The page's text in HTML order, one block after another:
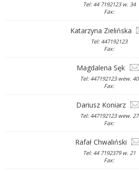
Tel: 44 7192123 w. 34
Fax:
Katarzyna Zielińska
Tel: 447192123
Fax:
Magdalena Sęk
Tel: 447192123 wew. 40
Fax:
Dariusz Koniarz
Tel: 447192123 wew. 27
Fax:
Rafał Chwaliński
Tel: 44 7192379 w. 21
Fax: